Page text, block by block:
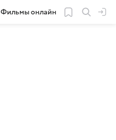
Фильмы онлайн